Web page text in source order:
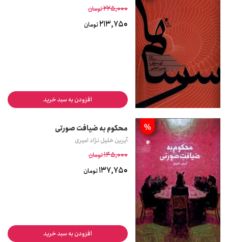
225,000تومان
213,750تومان
افزودن به سبد خرید
% محکوم به ضیافت صورتی
آیرین خلیل نژاد امیری
145,000تومان
137,750تومان
افزودن به سبد خرید